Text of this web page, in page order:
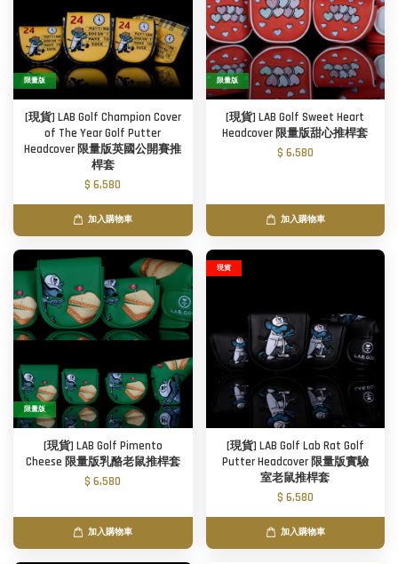
限量版
[現貨] LAB Golf Champion Cover
of The Year Golf Putter
Headcover 限量版英國公開賽推
桿套
$ 6,580
加入購物車
限量版
[現貨] LAB Golf Sweet Heart
Headcover 限量版甜心推桿套
$ 6,580
加入購物車
限量版
[現貨] LAB Golf Pimento
Cheese 限量版乳酪老鼠推桿套
$ 6,580
加入購物車
現貨
[現貨] LAB Golf Lab Rat Golf
Putter Headcover 限量版實驗
室老鼠推桿套
$ 6,580
加入購物車